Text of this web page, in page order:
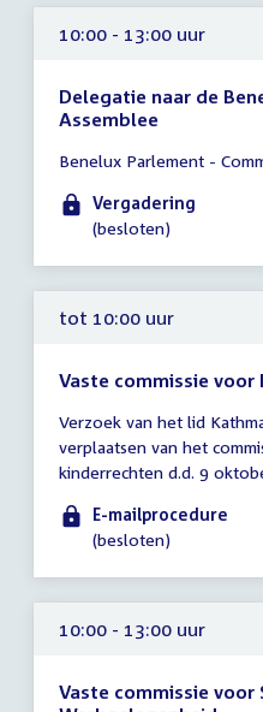
10:00 - 13:00 uur
Delegatie naar de
Assemblee
vergadering
10:00
-
uur
Benelux Parlement -
Vergadering
(besloten)
tot 10:00 uur
Vaste commissie voor
vergadering
tot
10:00
uur
Verzoek van het lid
verplaatsen van het
kinderrechten d.d. 9
E-mailprocedure
(besloten)
10:00 - 13:00 uur
Vaste commissie voor